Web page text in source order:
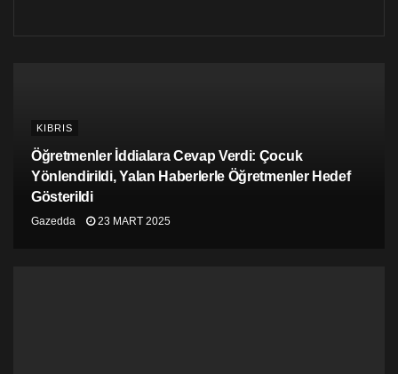
Kıbrıslıların geleceği ortaktır ve bu geleceği
Federasyona inanan bütün güçler biraraya gelerek
birlikte kuracaktır.”
KIBRIS
Öğretmenler İddialara Cevap Verdi: Çocuk
Yönlendirildi, Yalan Haberlerle Öğretmenler Hedef
Gösterildi
Gazedda 23 MART 2025